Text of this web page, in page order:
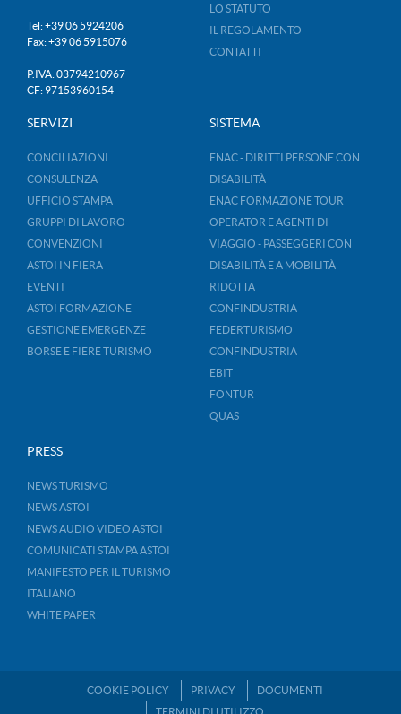
Tel: +39 06 5924206
Fax: +39 06 5915076
P.IVA: 03794210967
CF: 97153960154
LO STATUTO
IL REGOLAMENTO
CONTATTI
SERVIZI
CONCILIAZIONI
CONSULENZA
UFFICIO STAMPA
GRUPPI DI LAVORO
CONVENZIONI
ASTOI IN FIERA
EVENTI
ASTOI FORMAZIONE
GESTIONE EMERGENZE
BORSE E FIERE TURISMO
SISTEMA
ENAC - DIRITTI PERSONE CON
DISABILITÀ
ENAC FORMAZIONE TOUR
OPERATOR E AGENTI DI
VIAGGIO - PASSEGGERI CON
DISABILITÀ E A MOBILITÀ
RIDOTTA
CONFINDUSTRIA
FEDERTURISMO
CONFINDUSTRIA
EBIT
FONTUR
QUAS
PRESS
NEWS TURISMO
NEWS ASTOI
NEWS AUDIO VIDEO ASTOI
COMUNICATI STAMPA ASTOI
MANIFESTO PER IL TURISMO
ITALIANO
WHITE PAPER
COOKIE POLICY PRIVACY
DOCUMENTI
TERMINI DI UTILIZZO